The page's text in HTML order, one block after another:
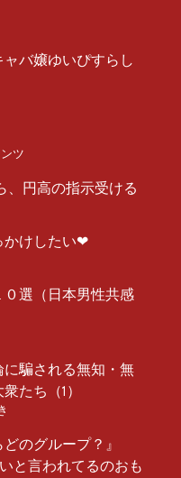
バ嬢ゆいぴすらし
ツ
、円高の指示受ける
かけしたい❤︎
０選（日本男性共感
騙される無知・無
たち（1）
のグループ？』
と言われてるのおも